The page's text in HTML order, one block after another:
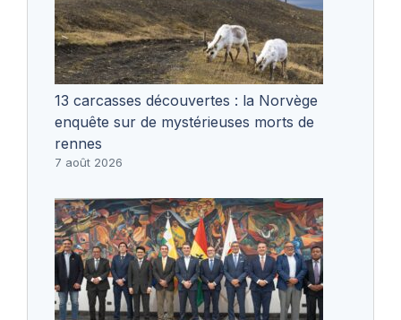
13 carcasses découvertes : la Norvège
enquête sur de mystérieuses morts de
rennes
7 août 2026